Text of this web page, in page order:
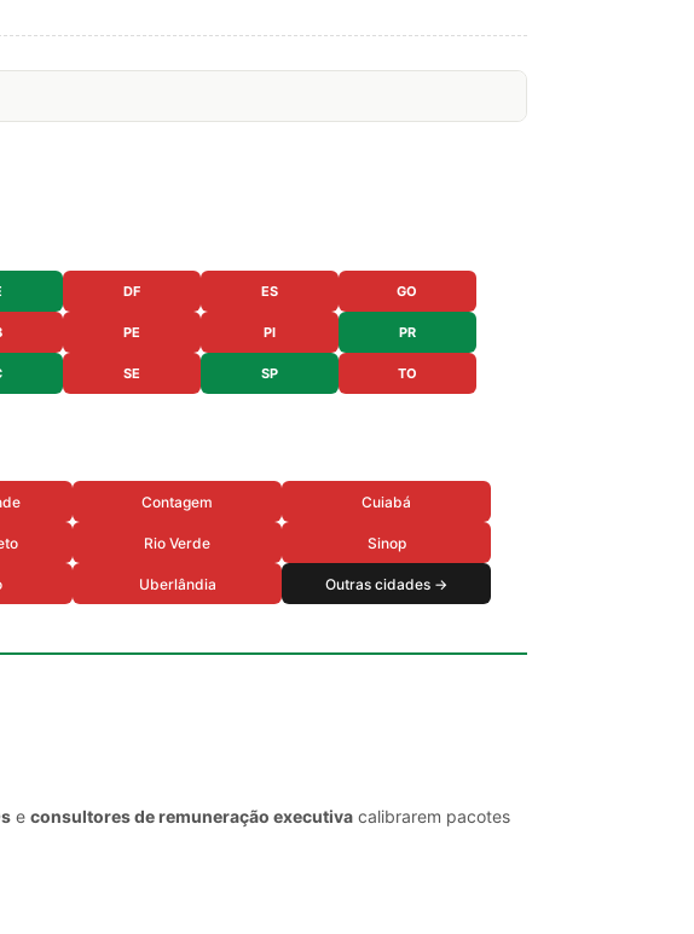
DF ES GO
PE PI PR
SE SP TO
Contagem Cuiabá
Rio Verde Sinop
Uberlândia Outras cidades →
e consultores de remuneração executiva calibrarem pacotes